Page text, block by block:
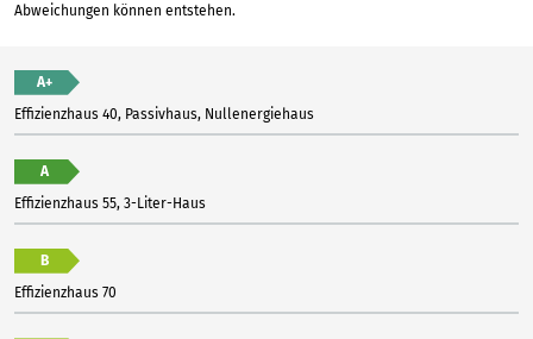
Abweichungen können entstehen.
A+
Effizienzhaus 40, Passivhaus, Nullenergiehaus
A
Effizienzhaus 55, 3-Liter-Haus
B
Effizienzhaus 70